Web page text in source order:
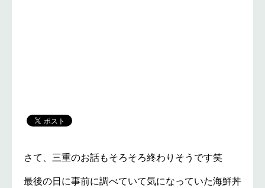
さて、三重のお話もそろそろ終わりそうです笑
最後の日に事前に調べていて気になっていた海鮮丼